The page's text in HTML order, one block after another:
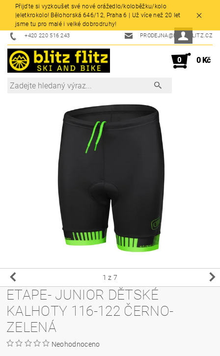
Přijďte si vyzkoušet své nové orážedlo/koloběžku/kolo
|eletkrokolo! Bělohorská 646/12, Praha 6 | Už více než 20 let
jsme tu pro malé i velké dobrodruhy!
+420 220 516 243 PRODEJNA@BLITZFLITZ.CZ
0 0 Kč
1 z 7
ETAPE- JUNIOR DĚTSKÉ
KALHOTY 116-122 ČERNO-
ZELENÁ
Neohodnoceno